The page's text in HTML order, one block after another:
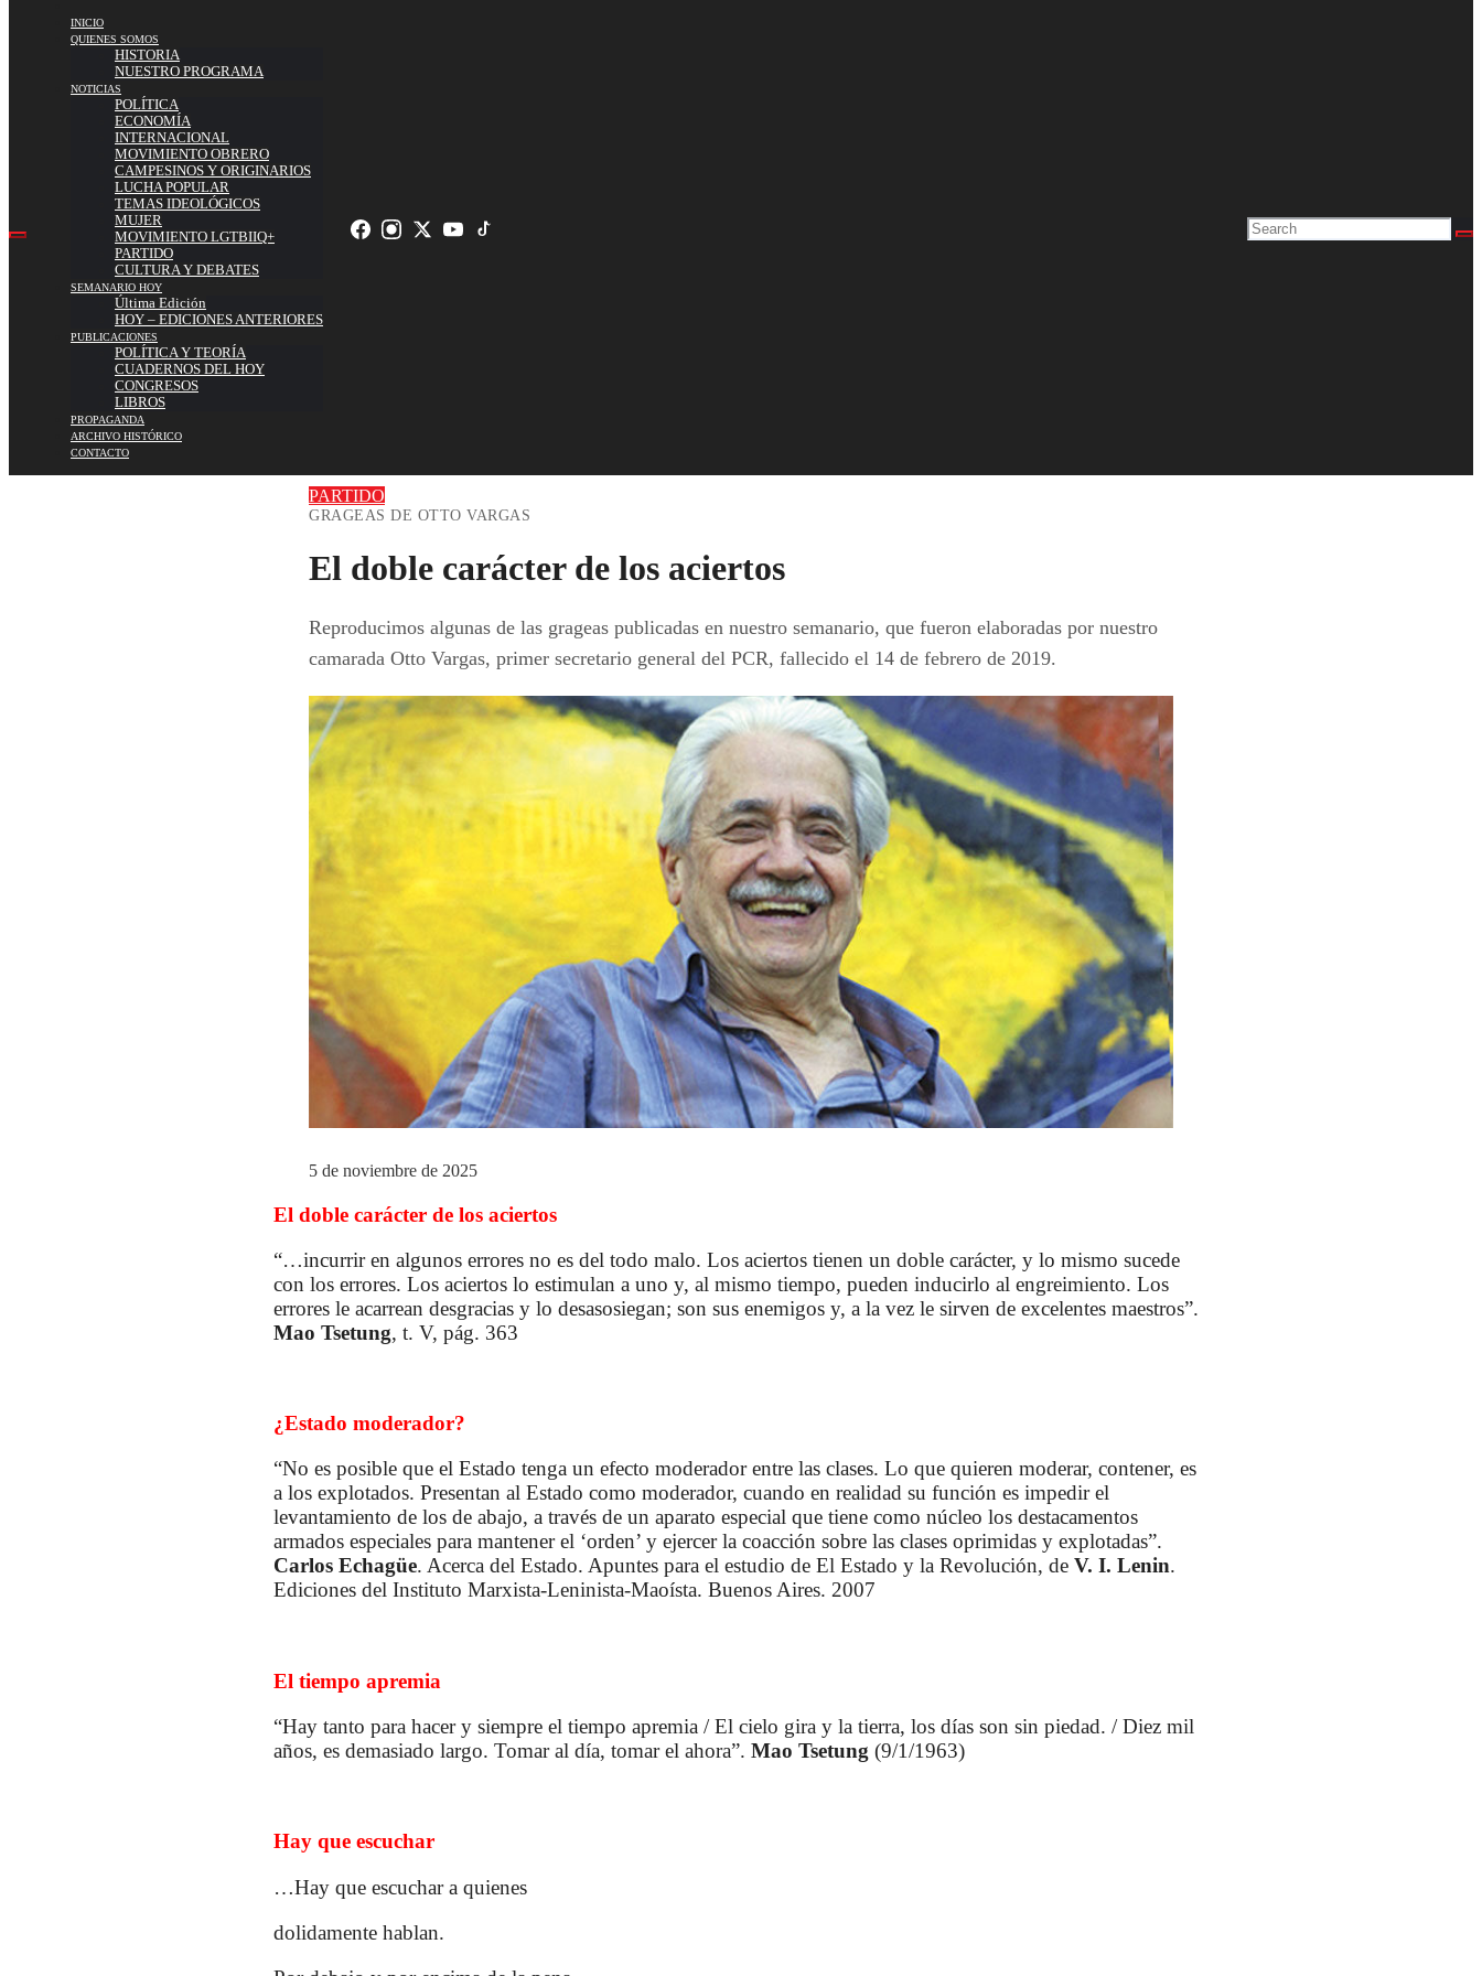
INICIO
QUIENES SOMOS
HISTORIA
NUESTRO PROGRAMA
NOTICIAS
POLÍTICA
ECONOMÍA
INTERNACIONAL
MOVIMIENTO OBRERO
CAMPESINOS Y ORIGINARIOS
LUCHA POPULAR
TEMAS IDEOLÓGICOS
MUJER
MOVIMIENTO LGTBIIQ+
PARTIDO
CULTURA Y DEBATES
SEMANARIO HOY
Última Edición
HOY – EDICIONES ANTERIORES
PUBLICACIONES
POLÍTICA Y TEORÍA
CUADERNOS DEL HOY
CONGRESOS
LIBROS
PROPAGANDA
ARCHIVO HISTÓRICO
CONTACTO
PARTIDO
GRAGEAS DE OTTO VARGAS
El doble carácter de los aciertos
Reproducimos algunas de las grageas publicadas en nuestro semanario, que fueron elaboradas por nuestro
camarada Otto Vargas, primer secretario general del PCR, fallecido el 14 de febrero de 2019.
5 de noviembre de 2025
El doble carácter de los aciertos
“…incurrir en algunos errores no es del todo malo. Los aciertos tienen un doble carácter, y lo mismo sucede
con los errores. Los aciertos lo estimulan a uno y, al mismo tiempo, pueden inducirlo al engreimiento. Los
errores le acarrean desgracias y lo desasosiegan; son sus enemigos y, a la vez le sirven de excelentes maestros”.
Mao Tsetung, t. V, pág. 363
¿Estado moderador?
“No es posible que el Estado tenga un efecto moderador entre las clases. Lo que quieren moderar, contener, es
a los explotados. Presentan al Estado como moderador, cuando en realidad su función es impedir el
levantamiento de los de abajo, a través de un aparato especial que tiene como núcleo los destacamentos
armados especiales para mantener el ‘orden’ y ejercer la coacción sobre las clases oprimidas y explotadas”.
Carlos Echagüe. Acerca del Estado. Apuntes para el estudio de El Estado y la Revolución, de V. I. Lenin.
Ediciones del Instituto Marxista-Leninista-Maoísta. Buenos Aires. 2007
El tiempo apremia
“Hay tanto para hacer y siempre el tiempo apremia / El cielo gira y la tierra, los días son sin piedad. / Diez mil
años, es demasiado largo. Tomar al día, tomar el ahora”. Mao Tsetung (9/1/1963)
Hay que escuchar
…Hay que escuchar a quienes
dolidamente hablan.